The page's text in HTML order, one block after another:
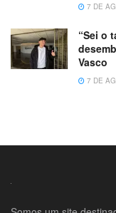
7 DE
“Sei o
Vasco
7 DE